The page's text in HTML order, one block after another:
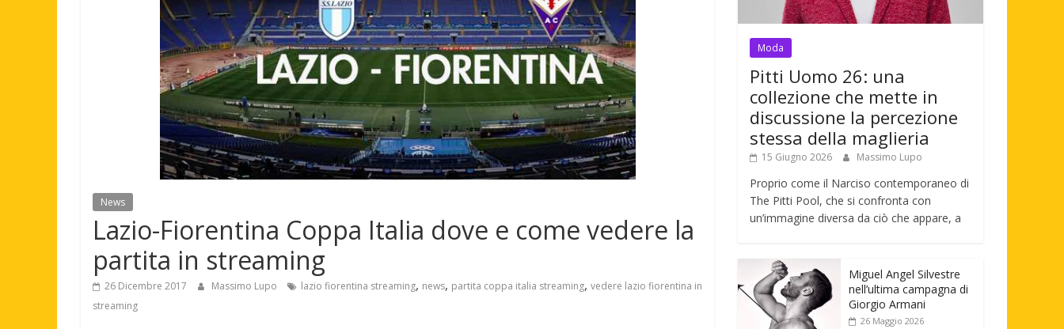
News
Lazio-Fiorentina Coppa Italia dove e come vedere la
partita in streaming
26 Dicembre 2017 Massimo Lupo lazio fiorentina streaming, news, partita coppa italia streaming, vedere lazio fiorentina in
streaming
Moda
Pitti Uomo 26: una
collezione che mette in
discussione la percezione
stessa della maglieria
15 Giugno 2026 Massimo Lupo
Proprio come il Narciso contemporaneo di
The Pitti Pool, che si confronta con
un’immagine diversa da ciò che appare, a
Miguel Angel Silvestre
nell’ultima campagna di
Giorgio Armani
26 Maggio 2026